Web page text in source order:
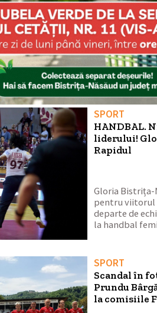
SPORT
HANDBAL.
liderului!
Rapidul
Gloria Bistrița-
pentru viitorul
departe de
la handbal
SPORT
Scandal în
Prundu
la comisiile